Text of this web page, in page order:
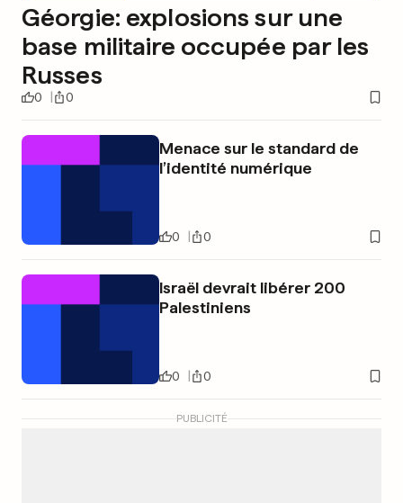
Géorgie: explosions sur une
base militaire occupée par les
Russes
0 0
Menace sur le standard de
l’identité numérique
0 0
Israël devrait libérer 200
Palestiniens
0 0
PUBLICITÉ